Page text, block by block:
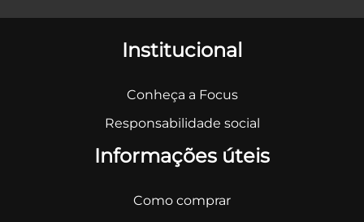
Institucional
Conheça a Focus
Responsabilidade social
Informações úteis
Como comprar